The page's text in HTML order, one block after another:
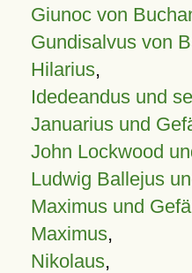
Giunoc von
Gundisalvus von
Hilarius,
Idedeandus und
Januarius und
John Lockwood
Ludwig Ballejus
Maximus und
Maximus,
Nikolaus,